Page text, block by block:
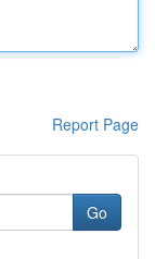
Report Page
Go